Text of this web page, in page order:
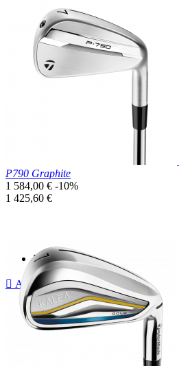
Prix réduit
Aperçu rapide
P790 Graphite
Prix
de
1 584,00 € -10%
Prix
1 425,60 €
Prix réduit
 Aperçu rapide